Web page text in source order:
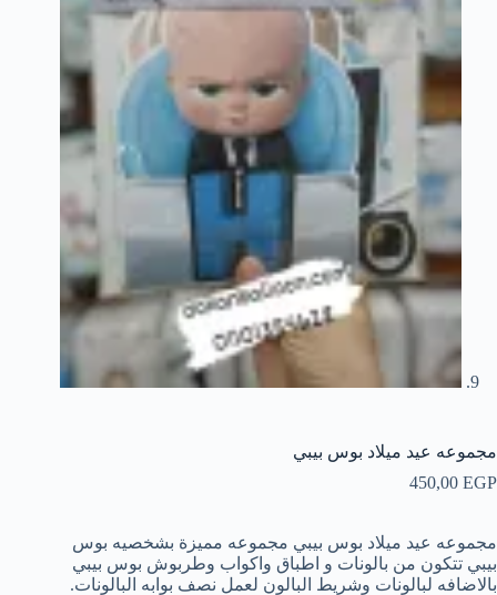
مجموعه عيد ميلاد بوس بيبي
450,00 EGP
مجموعه عيد ميلاد بوس بيبي مجموعه مميزة بشخصيه بوس
بيبي تتكون من بالونات و اطباق واكواب وطربوش بوس بيبي
بالاضافه لبالونات وشريط البالون لعمل نصف بوابه البالونات.